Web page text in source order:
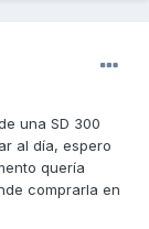
una SD 300
al día, espero
quería
comprarla en